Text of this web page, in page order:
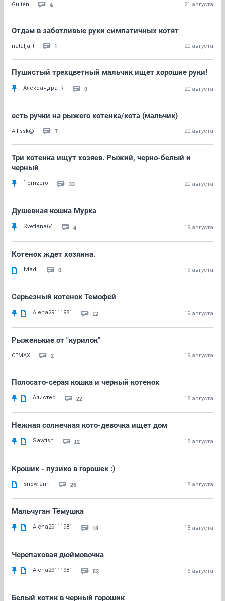
Gulien 4 21 августа
Отдам в заботливые руки симпатичных котят
natalja_t 1 20 августа
Пушистый трехцветный мальчик ищет хорошие руки!
Александра_R 2 20 августа
есть ручки на рыжего котенка/кота (мальчик)
Allissk@ 7 20 августа
Три котенка ищут хозяев. Рыжий, черно-белый и
черный
fromzero 33 20 августа
Душевная кошка Мурка
Svetlana64 4 19 августа
Котенок ждет хозяина.
lvladi 0 19 августа
Серьезный котенок Темофей
Alena29111981 12 19 августа
Рыженькие от "курилок"
СЕМАХ 2 19 августа
Полосато-серая кошка и черный котенок
Алистер 22 18 августа
Нежная солнечная кото-девочка ищет дом
Sawfish 12 18 августа
Крошик - пузико в горошек :)
snow ann 26 18 августа
Мальчуган Тёмушка
Alena29111981 18 18 августа
Черепаховая дюймовочка
Alena29111981 52 16 августа
Белый котик в черный горошик